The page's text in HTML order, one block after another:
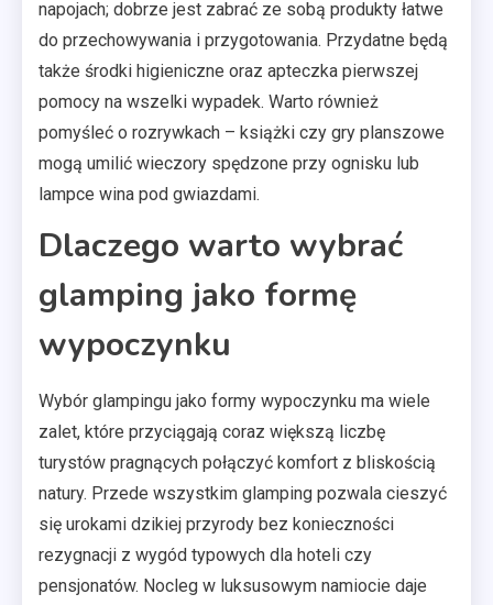
napojach; dobrze jest zabrać ze sobą produkty łatwe
do przechowywania i przygotowania. Przydatne będą
także środki higieniczne oraz apteczka pierwszej
pomocy na wszelki wypadek. Warto również
pomyśleć o rozrywkach – książki czy gry planszowe
mogą umilić wieczory spędzone przy ognisku lub
lampce wina pod gwiazdami.
Dlaczego warto wybrać
glamping jako formę
wypoczynku
Wybór glampingu jako formy wypoczynku ma wiele
zalet, które przyciągają coraz większą liczbę
turystów pragnących połączyć komfort z bliskością
natury. Przede wszystkim glamping pozwala cieszyć
się urokami dzikiej przyrody bez konieczności
rezygnacji z wygód typowych dla hoteli czy
pensjonatów. Nocleg w luksusowym namiocie daje